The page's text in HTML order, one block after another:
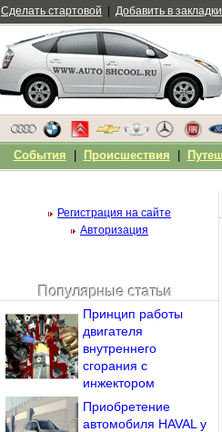
Регистрация на сайте
Авторизация
Напомнить пароль?
Популярные статьи
Принцип работы
двигателя
внутреннего
сгорания с
инжектором
Приобретение
автомобиля HAVAL у
Сделать стартовой Добавить в закладки
События Происшествия